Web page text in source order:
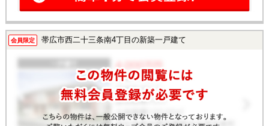
会員限定 帯広市西二十三条南4丁目の新築一戸建て